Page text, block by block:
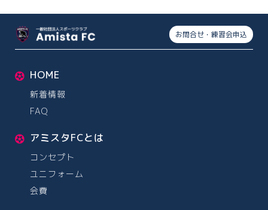
お問合せ・練習会申込
HOME
新着情報
FAQ
アミスタFCとは
コンセプト
ユニフォーム
会費